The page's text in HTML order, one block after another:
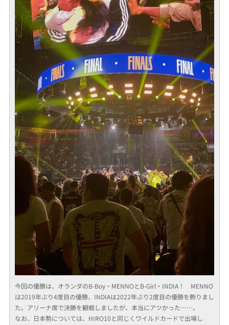
今回の優勝は、オランダのB-Boy・MENNOとB-Girl・INDIA！ MENNO
は2019年ぶり4度目の優勝、INDIAは2022年ぶり2度目の優勝を飾りまし
た。アリーナ席で決勝を観戦しましたが、本当にアツかった……。
なお、日本勢については、HIRO10と同じくワイルドカードで出場し